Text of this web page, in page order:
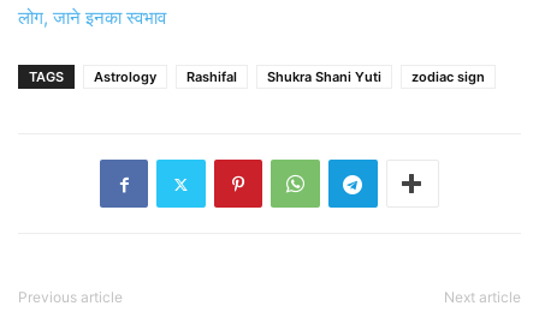
लोग, जाने इनका स्वभाव
TAGS Astrology Rashifal Shukra Shani Yuti zodiac sign
Previous article Next article